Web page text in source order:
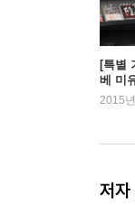
[특별
베 미
2015
저자